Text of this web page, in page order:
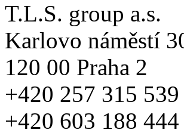
T.L.S. group a.s.
Karlovo náměstí
120 00 Praha 2
+420 257 315 539
+420 603 188 444